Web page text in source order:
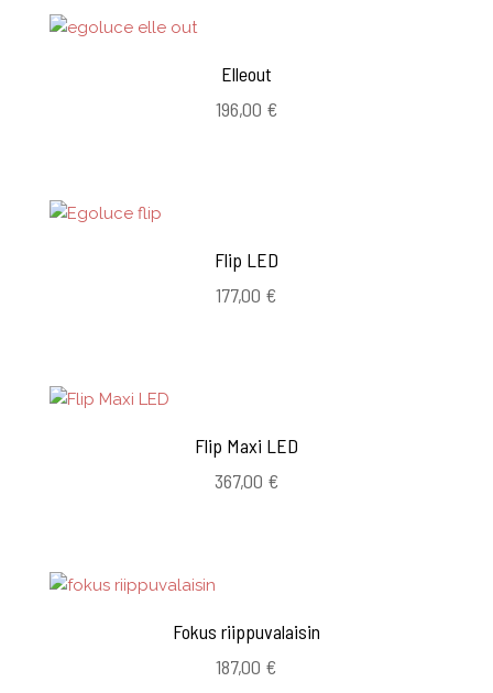
Elleout
196,00 €
Flip LED
177,00 €
Flip Maxi LED
367,00 €
Fokus riippuvalaisin
187,00 €